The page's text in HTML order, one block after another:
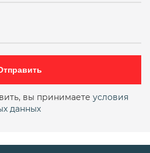
вы принимаете условия
данных